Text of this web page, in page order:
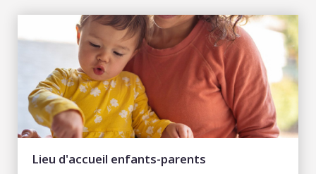
Lieu d'accueil enfants-parents